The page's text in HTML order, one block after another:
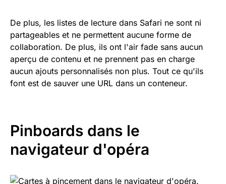
De plus, les listes de lecture dans Safari ne sont ni
partageables et ne permettent aucune forme de
collaboration. De plus, ils ont l'air fade sans aucun
aperçu de contenu et ne prennent pas en charge
aucun ajouts personnalisés non plus. Tout ce qu'ils
font est de sauver une URL dans un conteneur.
Pinboards dans le
navigateur d'opéra